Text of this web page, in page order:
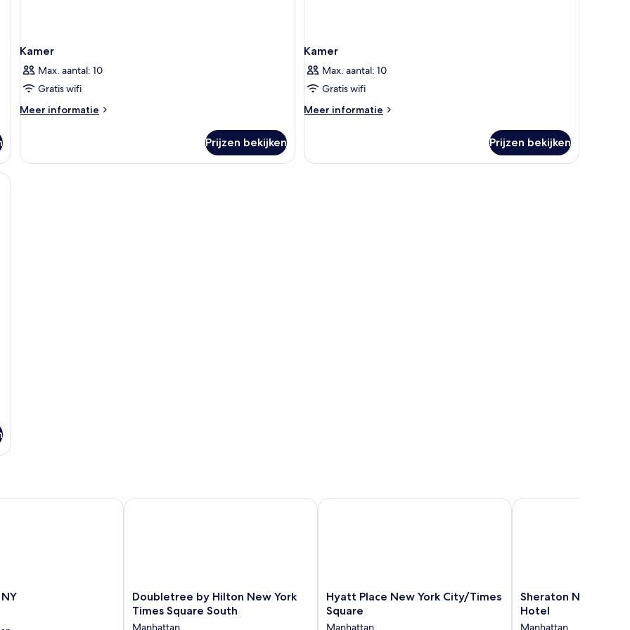
Kamer
Max. aantal: 10
Gratis wifi
Meer informatie
Meer
Prijzen bekijken
Kamer
Max. aantal: 10
Gratis wifi
Meer informatie
Meer
Prijzen bekijken
Doubletree
by
Doubletree by Hilton New York
Times Square South
Manhattan
Doubletree by Hilton New York Times Square South
Hyatt
Place
New
Hyatt Place New York City/Times
Square
Manhattan
Hyatt Place New York City/Times Square
Sheraton
New
Sheraton New York
Hotel
Manhattan
Sheraton New York